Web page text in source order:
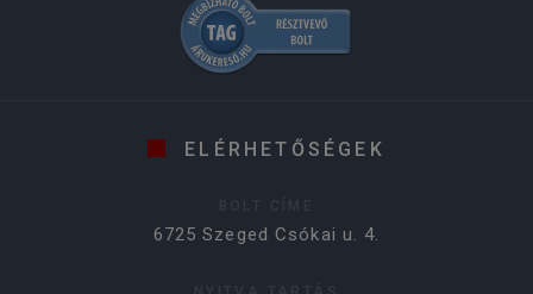
ELÉRHETŐSÉGEK
6725 Szeged Csókai u. 4.